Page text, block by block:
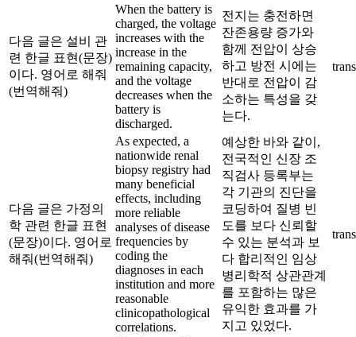
다음 글은 설비 관
련 한글 표현(문장)
이다. 영어로 해줘
(번역해줘)
When the battery is
charged, the voltage
increases with the
increase in the
remaining capacity,
and the voltage
decreases when the
battery is
discharged.
전지는 충전하면
잔존용량 증가와
함께 전압이 상승
하고 방전 시에는
반대로 전압이 감
소하는 특성을 갖
는다.
다음 글은 가정의
학 관련 한글 표현
(문장)이다. 영어로
해줘(번역해줘)
As expected, a
nationwide renal
biopsy registry had
many beneficial
effects, including
more reliable
analyses of disease
frequencies by
coding the
diagnoses in each
institution and more
reasonable
clinicopathological
correlations.
예상한 바와 같이,
전국적인 신장 조
직검사 등록부는
각 기관의 진단을
코딩하여 질병 빈
도를 보다 신뢰할
수 있는 분석과 보
다 합리적인 임상
병리학적 상관관계
를 포함하는 많은
유익한 효과를 가
지고 있었다.